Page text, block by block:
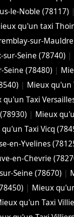
le-Noble (78117) |
qu'un taxi
sur-
Seine (78740) |
Seine (78480) |
| Mieux qu'un
qu'un Taxi
| Mieux
Taxi Vicq
en-Yvelines
en-Chevrie
Seine (78670) |
| Mieux
qu'un Taxi